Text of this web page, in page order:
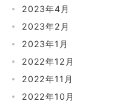
2023年4月
2023年2月
2023年1月
2022年12月
2022年11月
2022年10月